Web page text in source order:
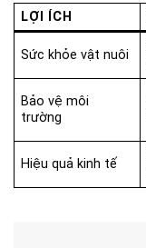
LỢI ÍCH
Sức khỏe vật nuôi
Bảo vệ môi
trường
Hiệu quả kinh tế